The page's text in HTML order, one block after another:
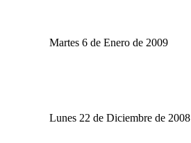
Martes 6 de Enero de 2009
Lunes 22 de Diciembre de 2008